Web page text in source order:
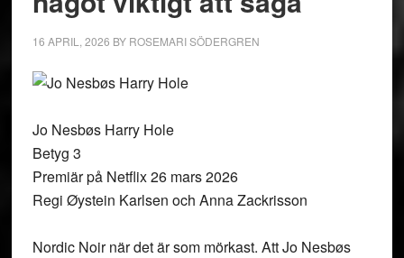
16 APRIL, 2026 BY ROSEMARI SÖDERGREN
Jo Nesbøs Harry Hole
Betyg 3
Premiär på Netflix 26 mars 2026
Regi Øystein Karlsen och Anna Zackrisson
Nordic Noir när det är som mörkast. Att Jo Nesbøs